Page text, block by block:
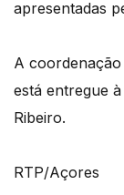
apresentadas
A coordenação
está entregue
Ribeiro.
RTP/Açores